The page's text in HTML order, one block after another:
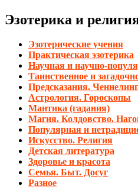
Эзотерика и
Эзотерические учения
Практическая эзотерика
Научная и научно-
Таинственное и
Предсказания.
Астрология. Гороскопы
Мантика (гадания)
Магия. Колдовство.
Популярная и
Искусство. Религия
Детская литература
Здоровье и красота
Семья. Быт. Досуг
Разное